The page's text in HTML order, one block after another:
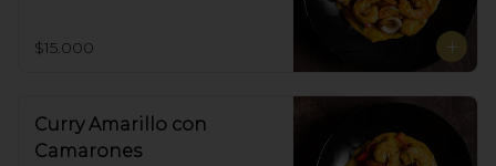
$15.000
Curry Amarillo con
Camarones